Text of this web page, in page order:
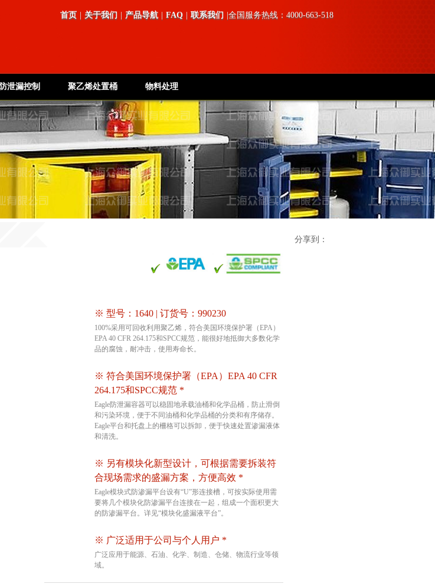
首页 关于我们 产品导航 FAQ 联系我们 |全国服务热线：4000-663-518
防泄漏控制 聚乙烯处置桶 物料处理
分享到：
※ 型号：1640 | 订货号：990230
100%采用可回收利用聚乙烯，符合美国环境保护署（EPA）
EPA 40 CFR 264.175和SPCC规范，能很好地抵御大多数化学
品的腐蚀，耐冲击，使用寿命长。
※ 符合美国环境保护署（EPA）EPA 40 CFR
264.175和SPCC规范 *
Eagle防泄漏容器可以稳固地承载油桶和化学品桶，防止滑倒
和污染环境，便于不同油桶和化学品桶的分类和有序储存。
Eagle平台和托盘上的柵格可以拆卸，便于快速处置渗漏液体
和清洗。
※ 另有模块化新型设计，可根据需要拆装符
合现场需求的盛漏方案，方便高效 *
Eagle模块式防渗漏平台设有“U”形连接槽，可按实际使用需
要将几个模块化防渗漏平台连接在一起，组成一个面积更大
的防渗漏平台。详见“模块化盛漏液平台”。
※ 广泛适用于公司与个人用户 *
广泛应用于能源、石油、化学、制造、仓储、物流行业等领
域。